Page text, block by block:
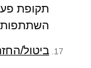
תקופת
ביטול/ה